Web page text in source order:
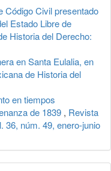
Código Civil presentado
Estado Libre de
Historia del Derecho:
en Santa Eulalia, en
de Historia del
en tiempos
de 1839 , Revista
36, núm. 49, enero-junio